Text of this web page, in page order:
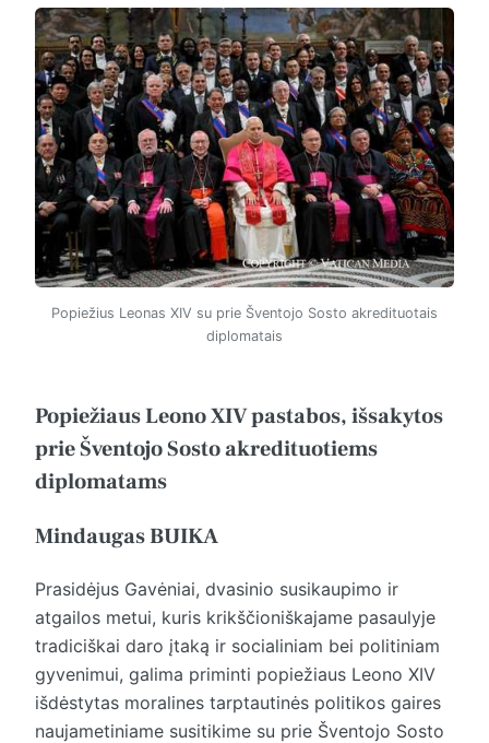
Popiežius Leonas XIV su prie Šventojo Sosto akredituotais
diplomatais
Popiežiaus Leono XIV pastabos, išsakytos
prie Šventojo Sosto akredituotiems
diplomatams
Mindaugas BUIKA
Prasidėjus Gavėniai, dvasinio susikaupimo ir
atgailos metui, kuris krikščioniškajame pasaulyje
tradiciškai daro įtaką ir socialiniam bei politiniam
gyvenimui, galima priminti popiežiaus Leono XIV
išdėstytas moralines tarptautinės politikos gaires
naujametiniame susitikime su prie Šventojo Sosto